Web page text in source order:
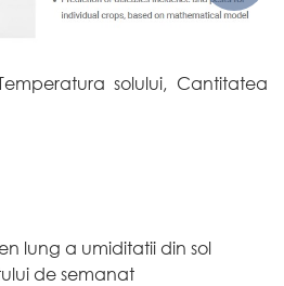
solului, Cantitatea
lung a umiditatii din sol
de semanat